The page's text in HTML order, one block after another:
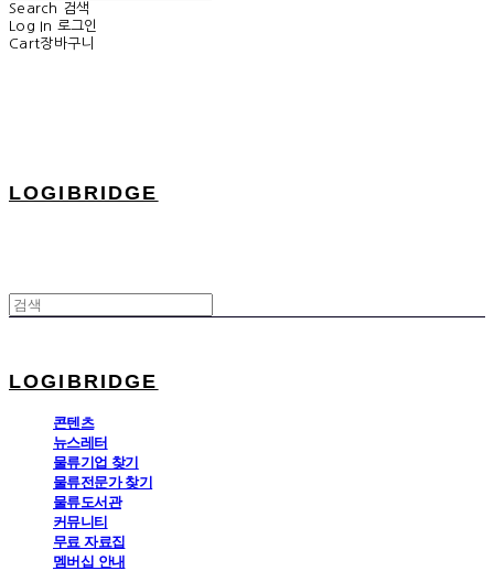
Search
검색
Log In 로그인
Cart장바구니
LOGIBRIDGE
LOGIBRIDGE
콘텐츠
뉴스레터
물류기업 찾기
물류전문가 찾기
물류도서관
커뮤니티
무료 자료집
멤버십 안내